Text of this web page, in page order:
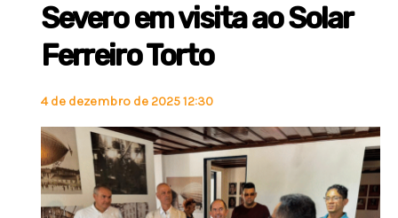
Severo em visita ao Solar
Ferreiro Torto
4 de dezembro de 2025 12:30